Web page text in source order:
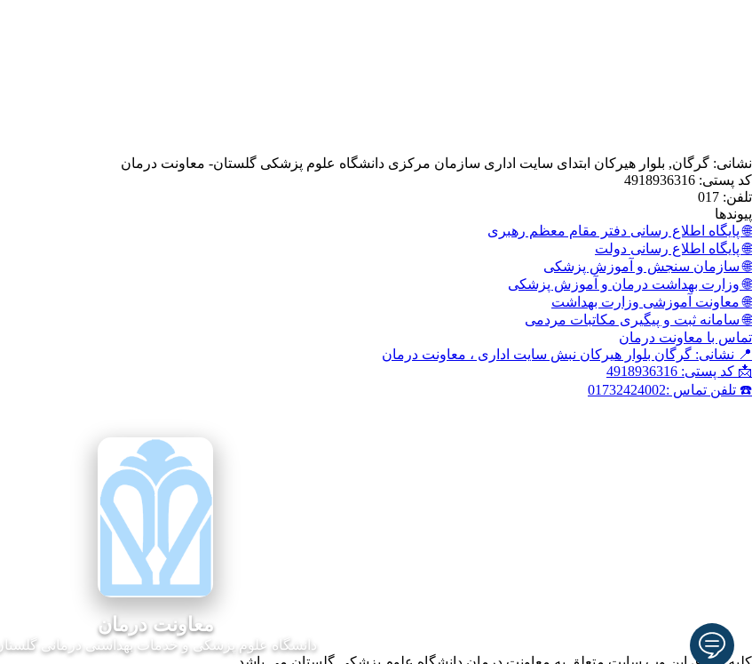
نشانی: گرگان, بلوار هیرکان ابتدای سایت اداری سازمان مرکزی دانشگاه علوم پزشکی گلستان- معاونت درمان
کد پستی: 4918936316
تلفن: 017
پیوندها
🌐 پایگاه اطلاع رسانی دفتر مقام معظم رهبری
🌐 پایگاه اطلاع رسانی دولت
🌐 سازمان سنجش و آموزش پزشکی
🌐 وزارت بهداشت درمان و آموزش پزشکی
🌐 معاونت آموزشی وزارت بهداشت
🌐 سامانه ثبت و پیگیری مکاتبات مردمی
تماس با معاونت درمان
📍 نشانی: گرگان بلوار هیرکان نبش سایت اداری ، معاونت درمان
📩 کد پستی: 4918936316
☎️ تلفن تماس :01732424002
معاونت درمان
دانشگاه علوم پزشکی و خدمات بهداشتی درمانی گلستان